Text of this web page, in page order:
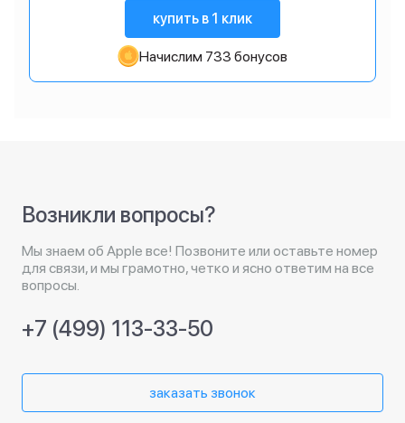
купить в 1 клик
Начислим 733 бонусов
Возникли вопросы?
Мы знаем об Apple все! Позвоните или оставьте номер
для связи, и мы грамотно, четко и ясно ответим на все
вопросы.
+7 (499) 113-33-50
заказать звонок